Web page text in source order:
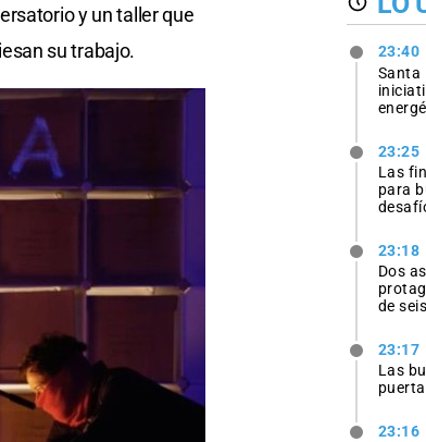
y un taller que
su trabajo.
23:40
Santa
23:25
Las
para
23:18
Dos
de
23:17
Las
23:16